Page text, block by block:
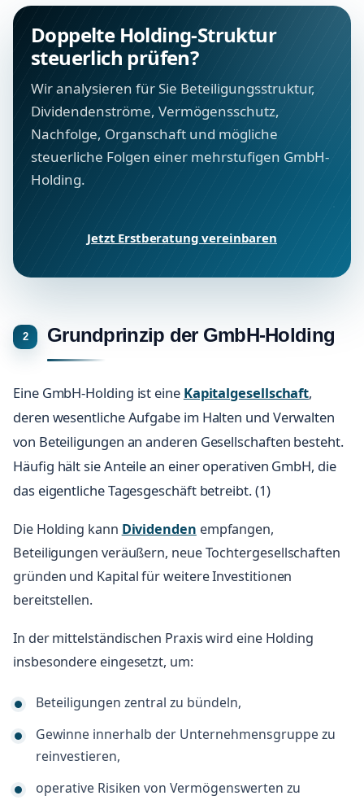
Doppelte Holding-Struktur
steuerlich prüfen?
Wir analysieren für Sie Beteiligungsstruktur,
Dividendenströme, Vermögensschutz,
Nachfolge, Organschaft und mögliche
steuerliche Folgen einer mehrstufigen GmbH-
Holding.
Jetzt Erstberatung vereinbaren
Grundprinzip der GmbH-Holding
Eine GmbH-Holding ist eine Kapitalgesellschaft,
deren wesentliche Aufgabe im Halten und Verwalten
von Beteiligungen an anderen Gesellschaften besteht.
Häufig hält sie Anteile an einer operativen GmbH, die
das eigentliche Tagesgeschäft betreibt. (1)
Die Holding kann Dividenden empfangen,
Beteiligungen veräußern, neue Tochtergesellschaften
gründen und Kapital für weitere Investitionen
bereitstellen.
In der mittelständischen Praxis wird eine Holding
insbesondere eingesetzt, um:
Beteiligungen zentral zu bündeln,
Gewinne innerhalb der Unternehmensgruppe zu
reinvestieren,
operative Risiken von Vermögenswerten zu